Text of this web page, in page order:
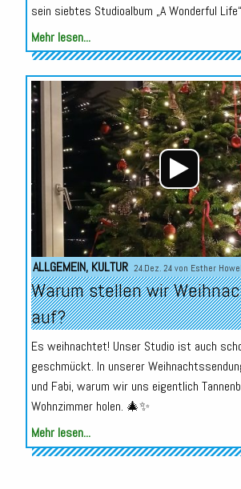
sein siebtes Studioalbum „A Wonderful
Mehr lesen...
ALLGEMEIN, KULTUR 24.Dez. 24 von Esther
Warum stellen wir
auf?
Es weihnachtet! Unser Studio ist auch
geschmückt. In unserer
und Fabi, warum wir uns eigentlich
Wohnzimmer holen. 🎄✨
Mehr lesen...